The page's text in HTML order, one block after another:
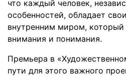
что каждый человек,
особенностей, обладает
внутренним миром, который
внимания и понимания.
Премьера в
пути для этого важного